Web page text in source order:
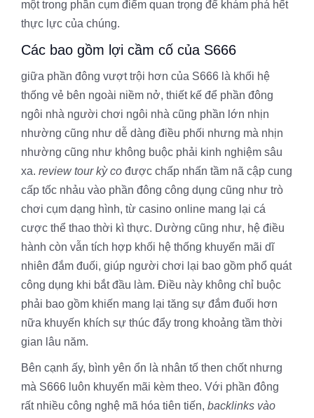
một trong phần cụm điểm quan trọng để khám phá hết
thực lực của chúng.
Các bao gồm lợi cầm cố của S666
giữa phần đông vượt trội hơn của S666 là khối hệ
thống vẻ bên ngoài niềm nở, thiết kế để phần đông
ngôi nhà người chơi ngôi nhà cũng phần lớn nhịn
nhường cũng như dễ dàng điều phối nhưng mà nhịn
nhường cũng như không buộc phải kinh nghiệm sâu
xa. review tour kỳ co được chấp nhấn tầm nã cập cung
cấp tốc nhảu vào phần đông công dụng cũng như trò
chơi cụm dạng hình, từ casino online mang lại cá
cược thể thao thời kì thực. Dường cũng như, hệ điều
hành còn vẫn tích hợp khối hệ thống khuyến mãi dĩ
nhiên đắm đuối, giúp người chơi lại bao gồm phổ quát
công dụng khi bắt đầu làm. Điều này không chỉ buộc
phải bao gồm khiến mang lại tăng sự đắm đuối hơn
nữa khuyến khích sự thúc đẩy trong khoảng tầm thời
gian lâu năm.
Bên cạnh ấy, bình yên ổn là nhân tố then chốt nhưng
mà S666 luôn khuyến mãi kèm theo. Với phần đông
rất nhiều công nghệ mã hóa tiên tiến, backlinks vào